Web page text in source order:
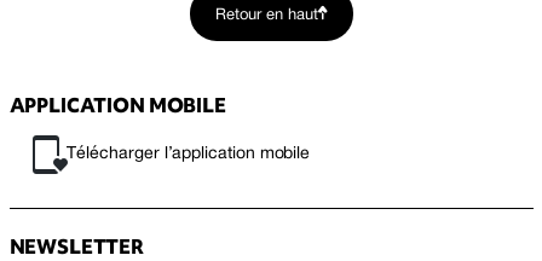
Retour en haut
APPLICATION MOBILE
Télécharger l’application mobile
NEWSLETTER